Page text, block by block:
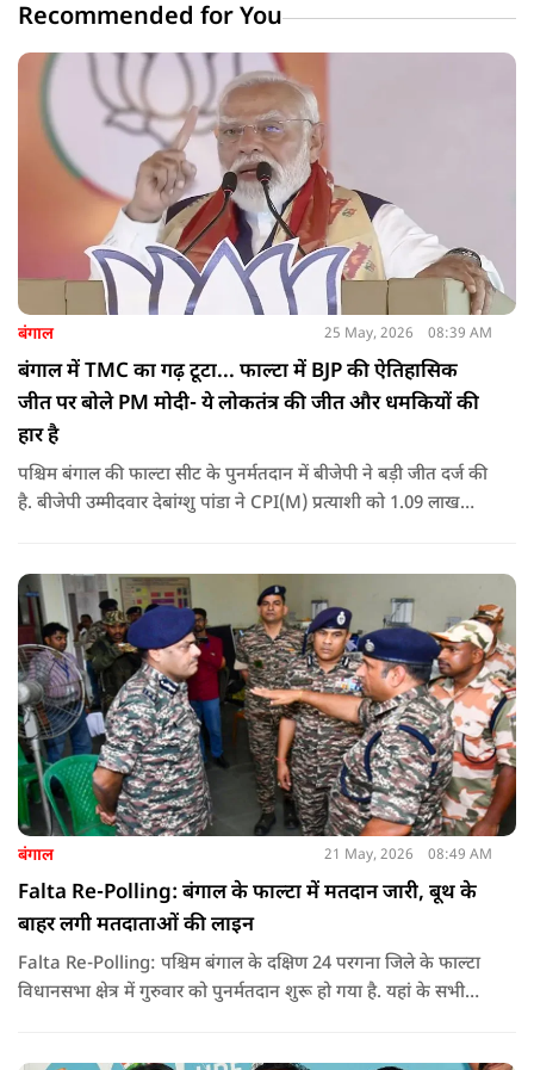
Recommended for You
बंगाल 25 May, 2026 08:39 AM
बंगाल में TMC का गढ़ टूटा... फाल्टा में BJP की ऐतिहासिक
जीत पर बोले PM मोदी- ये लोकतंत्र की जीत और धमकियों की
हार है
पश्चिम बंगाल की फाल्टा सीट के पुनर्मतदान में बीजेपी ने बड़ी जीत दर्ज की
है. बीजेपी उम्मीदवार देबांग्शु पांडा ने CPI(M) प्रत्याशी को 1.09 लाख
बंगाल 21 May, 2026 08:49 AM
Falta Re-Polling: बंगाल के फाल्टा में मतदान जारी, बूथ के
बाहर लगी मतदाताओं की लाइन
Falta Re-Polling: पश्चिम बंगाल के दक्षिण 24 परगना जिले के फाल्टा
विधानसभा क्षेत्र में गुरुवार को पुनर्मतदान शुरू हो गया है. यहां के सभी